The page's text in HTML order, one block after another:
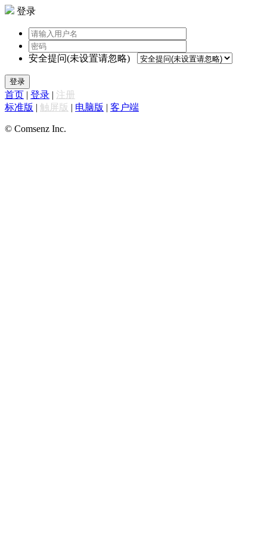
登录
安全提问(未设置请忽略)
登录
首页 | 登录 | 注册
标准版 | 触屏版 | 电脑版 | 客户端
© Comsenz Inc.